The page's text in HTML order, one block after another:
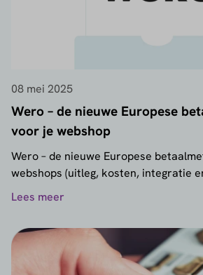
08 mei 2025
Wero – de nieuwe Europese
voor je webshop
Wero – de nieuwe Europese
webshops (uitleg, kosten, integratie
Lees meer